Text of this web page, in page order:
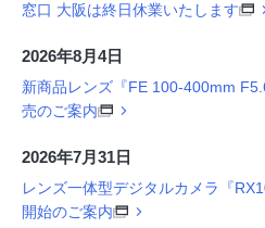
窓口 大阪は終日休業いたします
2026年8月4日
新商品レンズ『FE 100-400mm
売のご案内
2026年7月31日
レンズ一体型デジタルカメラ『
開始のご案内